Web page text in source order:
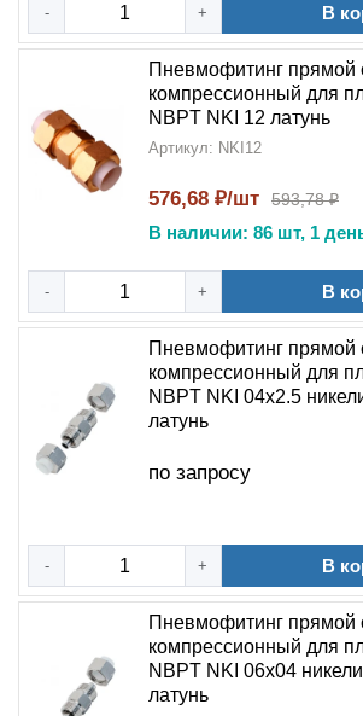
- + В
Пневмофитинг прямой
компрессионный для
NBPT NKI 12 латунь
Артикул: NKI12
576,68 ₽/шт 593,78 ₽
В наличии: 86 шт, 1
- + В
Пневмофитинг прямой
компрессионный для
NBPT NKI 04х2.5
латунь
по запросу
- + В
Пневмофитинг прямой
компрессионный для
NBPT NKI 06х04
латунь